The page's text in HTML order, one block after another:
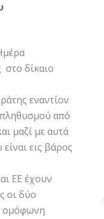
δίκαιο
εναντίον
πληθυσμού από
μαζί με αυτά
εις βάρος
ΕΕ έχουν
οι δύο
ομόφωνη